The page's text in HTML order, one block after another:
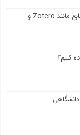
آشنایی با نرم‌افزارهای مدیریت منابع مانند Zotero و
کنیم؟